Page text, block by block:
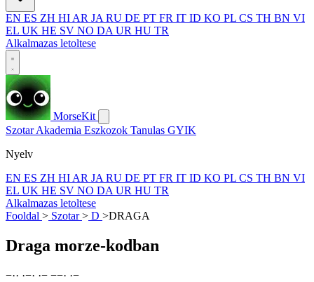
EN ES ZH HI AR JA RU DE PT FR IT ID KO PL CS TH BN VI
EL UK HE SV NO DA UR HU TR
Alkalmazas letoltese
MorseKit
SzotarAkademia Eszkozok Tanulas GYIK
Nyelv
EN ES ZH HI AR JA RU DE PT FR IT ID KO PL CS TH BN VI
EL UK HE SV NO DA UR HU TR
Alkalmazas letoltese
Fooldal > Szotar> D >DRAGA
Draga morze-kodban
−·· ·−· ·− −−· ·−